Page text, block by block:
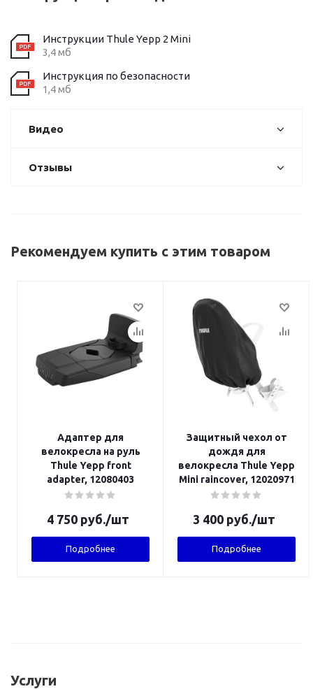
Инструкции Thule Yepp 2 Mini
3,4 мб
Инструкция по безопасности
1,4 мб
Видео
Отзывы
Рекомендуем купить с этим товаром
Адаптер для
велокресла на руль
Thule Yepp front
adapter, 12080403
4 750 руб./шт
Подробнее
Защитный чехол от
дождя для
велокресла Thule Yepp
Mini raincover, 12020971
3 400 руб./шт
Подробнее
Услуги